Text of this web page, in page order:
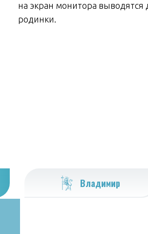
на экран монитора
родинки.
Владимир